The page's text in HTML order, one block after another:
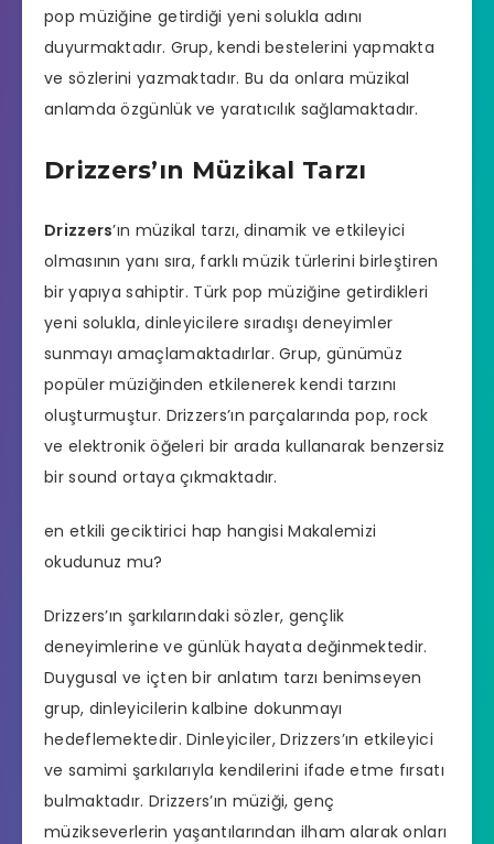
pop müziğine getirdiği yeni solukla adını
duyurmaktadır. Grup, kendi bestelerini yapmakta
ve sözlerini yazmaktadır. Bu da onlara müzikal
anlamda özgünlük ve yaratıcılık sağlamaktadır.
Drizzers’ın Müzikal Tarzı
Drizzers’ın müzikal tarzı, dinamik ve etkileyici
olmasının yanı sıra, farklı müzik türlerini birleştiren
bir yapıya sahiptir. Türk pop müziğine getirdikleri
yeni solukla, dinleyicilere sıradışı deneyimler
sunmayı amaçlamaktadırlar. Grup, günümüz
popüler müziğinden etkilenerek kendi tarzını
oluşturmuştur. Drizzers’ın parçalarında pop, rock
ve elektronik öğeleri bir arada kullanarak benzersiz
bir sound ortaya çıkmaktadır.
en etkili geciktirici hap hangisi Makalemizi
okudunuz mu?
Drizzers’ın şarkılarındaki sözler, gençlik
deneyimlerine ve günlük hayata değinmektedir.
Duygusal ve içten bir anlatım tarzı benimseyen
grup, dinleyicilerin kalbine dokunmayı
hedeflemektedir. Dinleyiciler, Drizzers’ın etkileyici
ve samimi şarkılarıyla kendilerini ifade etme fırsatı
bulmaktadır. Drizzers’ın müziği, genç
müzikseverlerin yaşantılarından ilham alarak onları